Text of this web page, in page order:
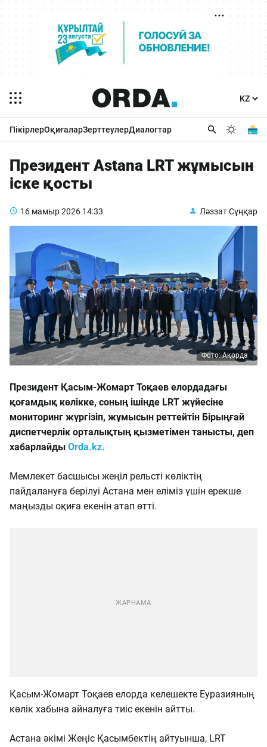
ПікірлерОқиғаларЗерттеулерДиалогтар
Президент Astana LRT жұмысын
іске қосты
16 мамыр 2026 14:33 Ләззат Сұңқар
Фото: Ақорда
Президент Қасым-Жомарт Тоқаев елордадағы
қоғамдық көлікке, соның ішінде LRT жүйесіне
мониторинг жүргізіп, жұмысын реттейтін Бірыңғай
диспетчерлік орталықтың қызметімен танысты, деп
хабарлайды Orda.kz.
Мемлекет басшысы жеңіл рельсті көліктің
пайдалануға берілуі Астана мен еліміз үшін ерекше
маңызды оқиға екенін атап өтті.
Қасым-Жомарт Тоқаев елорда келешекте Еуразияның
көлік хабына айналуға тиіс екенін айтты.
Астана әкімі Жеңіс Қасымбектің айтуынша, LRT